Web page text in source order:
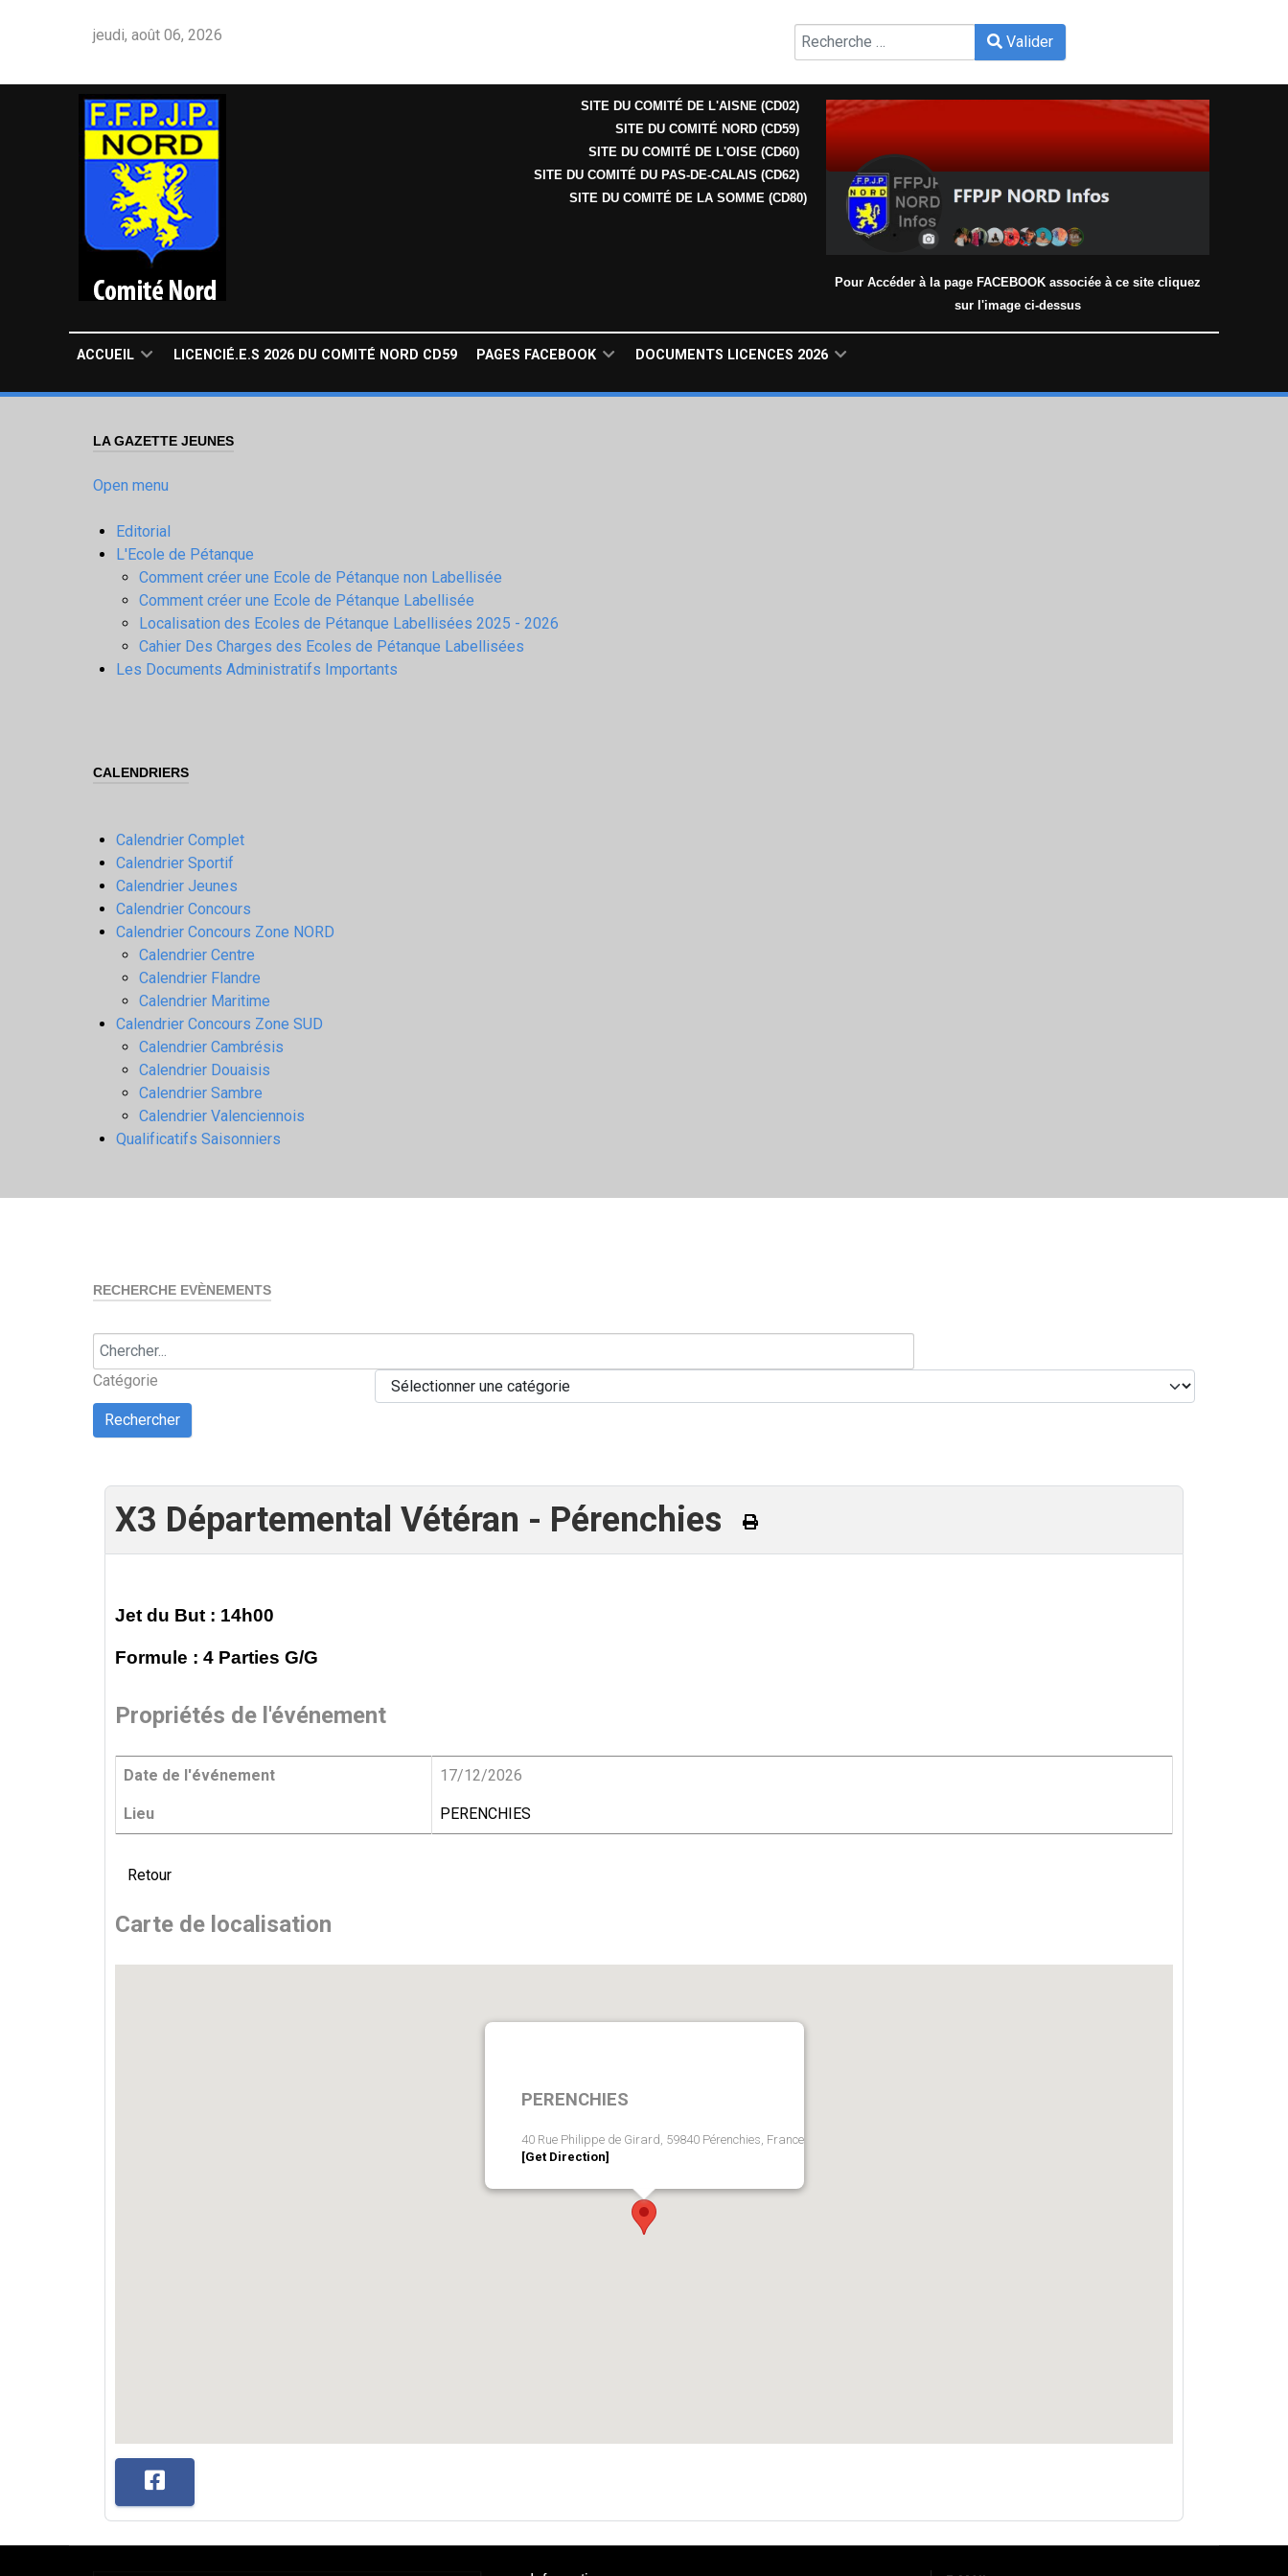
jeudi, août 06, 2026
Valider
Valider
SITE DU COMITÉ DE L'AISNE (CD02)
SITE DU COMITÉ NORD (CD59)
SITE DU COMITÉ DE L'OISE (CD60)
SITE DU COMITÉ DU PAS-DE-CALAIS (CD62)
SITE DU COMITÉ DE LA SOMME (CD80)
Pour Accéder à la page FACEBOOK associée à ce site cliquez
sur l'image ci-dessus
ACCUEIL LICENCIÉ.E.S 2026 DU COMITÉ NORD CD59 PAGES FACEBOOK DOCUMENTS LICENCES 2026
LA GAZETTE JEUNES
Open menu
Editorial
L'Ecole de Pétanque
Comment créer une Ecole de Pétanque non Labellisée
Comment créer une Ecole de Pétanque Labellisée
Localisation des Ecoles de Pétanque Labellisées 2025 - 2026
Cahier Des Charges des Ecoles de Pétanque Labellisées
Les Documents Administratifs Importants
CALENDRIERS
Calendrier Complet
Calendrier Sportif
Calendrier Jeunes
Calendrier Concours
Calendrier Concours Zone NORD
Calendrier Centre
Calendrier Flandre
Calendrier Maritime
Calendrier Concours Zone SUD
Calendrier Cambrésis
Calendrier Douaisis
Calendrier Sambre
Calendrier Valenciennois
Qualificatifs Saisonniers
RECHERCHE EVÈNEMENTS
Catégorie
X3 Départemental Vétéran - Pérenchies
Jet du But : 14h00
Formule : 4 Parties G/G
Propriétés de l'événement
Date de l'événement 17/12/2026
Lieu PERENCHIES
Retour
Carte de localisation
PERENCHIES
40 Rue Philippe de Girard, 59840 Pérenchies, France
[Get Direction]